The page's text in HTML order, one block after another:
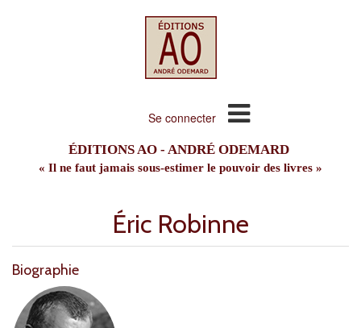
Se connecter
ÉDITIONS AO - ANDRÉ ODEMARD
« Il ne faut jamais sous-estimer le pouvoir des livres »
Éric Robinne
Biographie